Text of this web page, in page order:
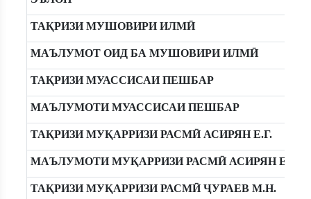
ТАҚРИЗИ МУШОВИРИ ИЛМӢ
МАЪЛУМОТ ОИД БА МУШОВИРИ ИЛМӢ
ТАҚРИЗИ МУАССИСАИ ПЕШБАР
МАЪЛУМОТИ МУАССИСАИ ПЕШБАР
ТАҚРИЗИ МУҚАРРИЗИ РАСМӢ АСИРЯН Е.Г.
МАЪЛУМОТИ МУҚАРРИЗИ РАСМӢ АСИРЯН Е.Г.
ТАҚРИЗИ МУҚАРРИЗИ РАСМӢ ҶУРАЕВ М.Н.